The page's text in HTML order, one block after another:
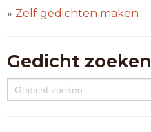
» Zelf gedichten maken
Gedicht zoeken